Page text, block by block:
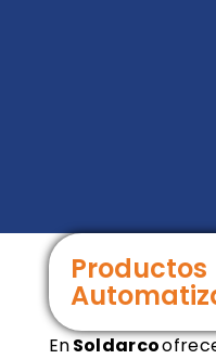
Productos
EnSoldarco